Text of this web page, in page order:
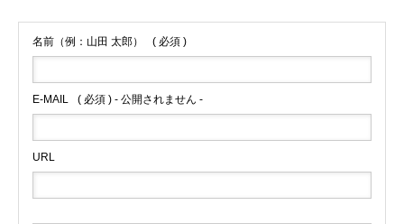
名前（例：山田 太郎） ( 必須 )
E-MAIL ( 必須 ) - 公開されません -
URL